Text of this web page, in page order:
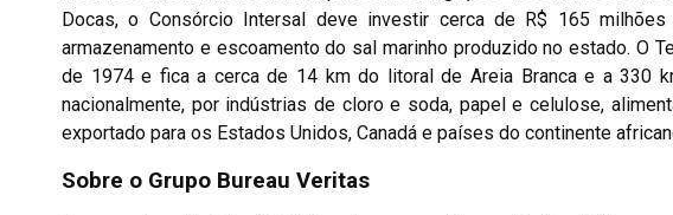
Docas, o Consórcio Intersal deve investir cerca de R$ 165
armazenamento e escoamento do sal marinho produzido no estado. O
de 1974 e fica a cerca de 14 km do litoral de Areia Branca e a 330
nacionalmente, por indústrias de cloro e soda, papel e celulose,
exportado para os Estados Unidos, Canadá e países do continente
Sobre o Grupo Bureau Veritas